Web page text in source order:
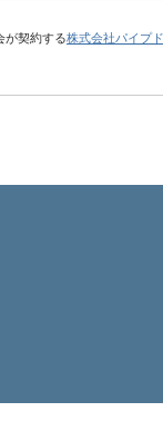
が契約する株式会社パイプ